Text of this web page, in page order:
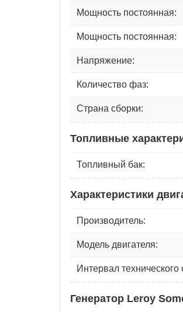
Мощность постоянная:
Мощность постоянная:
Напряжение:
Количество фаз:
Страна сборки:
Топливные
Топливный бак:
Характеристики
Производитель:
Модель двигателя:
Интервал
Генератор Leroy